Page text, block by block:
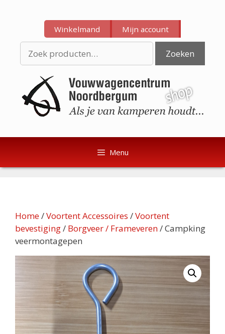
inhoud
inhoud
Winkelmand Mijn account
naar:
Zoeken
Menu
Home/Voortent Accessoires /Voortent
bevestiging/ Borgveer / Frameveren/ Campking
veermontagepen